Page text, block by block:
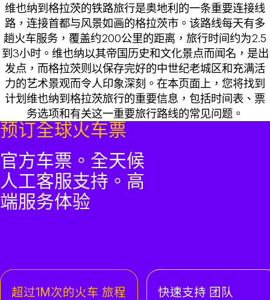
维也纳到格拉茨的铁路旅行是奥地利的一条重要连接线
路，连接首都与风景如画的格拉茨市。该路线每天有多
趟火车服务，覆盖约200公里的距离，旅行时间约为2.5
到3小时。维也纳以其帝国历史和文化景点而闻名，是出
发点，而格拉茨则以保存完好的中世纪老城区和充满活
力的艺术景观而令人印象深刻。在本页面上，您将找到
计划维也纳到格拉茨旅行的重要信息，包括时间表、票
务选项和有关这一重要旅行路线的常见问题。
预订全球火车票
官方车票。全天候
人工客服支持。高
端服务体验
超过1M次的火车 旅程 快速支持 团队